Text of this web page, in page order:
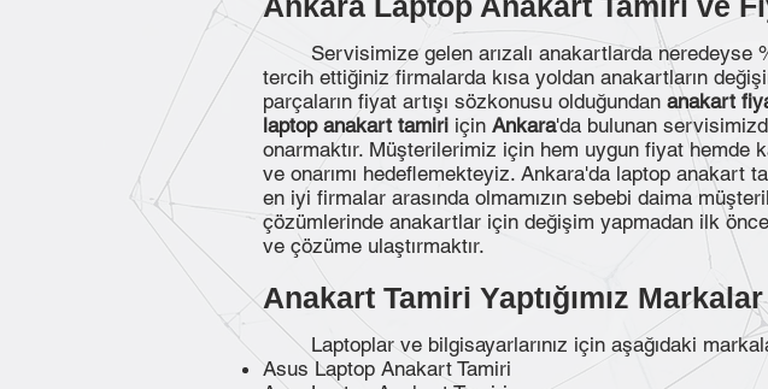
Servisimize gelen arızalı anakartlarda neredeyse
tercih ettiğiniz firmalarda kısa yoldan anakartların
parçaların fiyat artışı sözkonusu olduğundan anakart
laptop anakart tamiri için Ankara'da bulunan
onarmaktır. Müşterilerimiz için hem uygun fiyat hemde
ve onarımı hedeflemekteyiz. Ankara'da laptop anakart
en iyi firmalar arasında olmamızın sebebi daima
çözümlerinde anakartlar için değişim yapmadan ilk
ve çözüme ulaştırmaktır.
Anakart Tamiri Yaptığımız Markalar
Laptoplar ve bilgisayarlarınız için aşağıdaki
Asus Laptop Anakart Tamiri